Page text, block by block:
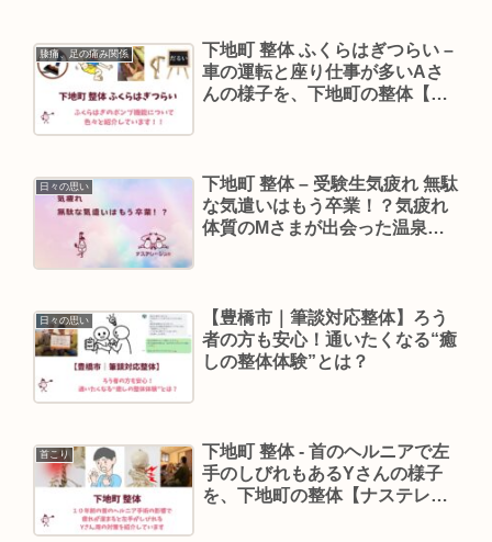
膝痛、足の痛み関係
下地町 整体 ふくらはぎつらい –
車の運転と座り仕事が多いAさ
んの様子を、下地町の整体【ナ
日々の思い
下地町 整体 – 受験生気疲れ 無駄
な気遣いはもう卒業！？気疲れ
体質のMさまが出会った温泉い
日々の思い
【豊橋市｜筆談対応整体】ろう
者の方も安心！通いたくなる“癒
しの整体体験”とは？
首こり
下地町 整体 ‐ 首のヘルニアで左
手のしびれもあるYさんの様子
を、下地町の整体【ナステレー